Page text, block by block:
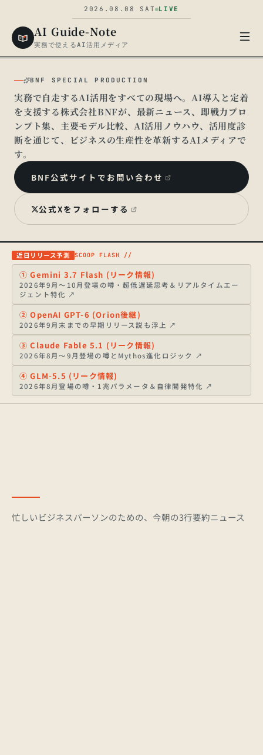
2026.08.08 SAT LIVE
AI Guide-Note
実務で使えるAI活用メディア
BNF SPECIAL PRODUCTION
実務で自走するAI活用をすべての現場へ。AI導入と定着
を支援する株式会社BNFが、最新ニュース、即戦力プロ
ンプト集、主要モデル比較、AI活用ノウハウ、活用度診
断を通じて、ビジネスの生産性を革新するAIメディアで
す。
BNF公式サイトでお問い合わせ
公式Xをフォローする
近日リリース予測 SCOOP FLASH //
① Gemini 3.7 Flash (リーク情報)
2026年9月〜10月登場の噂・超低遅延思考＆リアルタイムエー
ジェント特化 ↗
② OpenAI GPT-6 (Orion後継)
2026年9月末までの早期リリース説も浮上 ↗
③ Claude Fable 5.1 (リーク情報)
2026年8月〜9月登場の噂とMythos進化ロジック ↗
④ GLM-5.5 (リーク情報)
2026年8月登場の噂・1兆パラメータ＆自律開発特化 ↗
忙しいビジネスパーソンのための、今朝の3行要約ニュース